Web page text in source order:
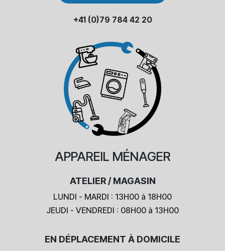
+41 (0)79 784 42 20
APPAREIL MÉNAGER
ATELIER / MAGASIN
LUNDI - MARDI : 13H00 à 18H00
JEUDI - VENDREDI : 08H00 à 13H00
EN DÉPLACEMENT À DOMICILE